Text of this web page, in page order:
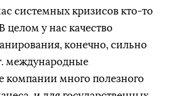
системных кризисов кто-то
целом у нас качество
конечно, сильно
международные
компании много полезного